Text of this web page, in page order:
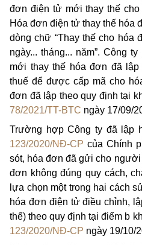
đơn điện tử mới thay thế
Hóa đơn điện tử thay thế hóa
dòng chữ “Thay thế cho hóa
ngày... tháng... năm”. Công
mới thay thế hóa đơn đã
thuế để được cấp mã cho
đơn đã lập theo quy định tại
78/2021/TT-BTC ngày 17/09/
Trường hợp Công ty đã lập
123/2020/NĐ-CP của Chính
sót, hóa đơn đã gửi cho người
đơn không đúng quy cách,
lựa chọn một trong hai cách
hóa đơn điện tử điều chỉnh,
thế) theo quy định tại điểm b
123/2020/NĐ-CP ngày 19/10/